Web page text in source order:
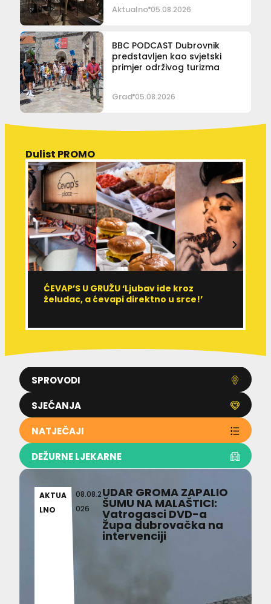
Aktualno 05.08.2026
BBC PODCAST Dubrovnik
predstavljen kao svjetski
primjer održivog turizma
Grad 05.08.2026
SPROVODI
SJEĆANJA
NATJEČAJI
DEŽURNE LJEKARNE
Dulist PROMO
ĆEVAP’S U GRUŽU ‘Ljubav ide kroz
želudac, a ćevapi direktno u srce!’
AKTUA
LNO
08.08.2
026
UDAR GROMA ZAPALIO
ŠUMU NA MALAŠTICI:
Vatrogasci DVD-a
Župa dubrovačka na
intervenciji